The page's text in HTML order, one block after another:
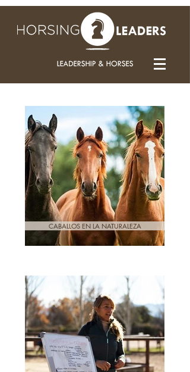
CABALLOS EN LA NATURALEZA